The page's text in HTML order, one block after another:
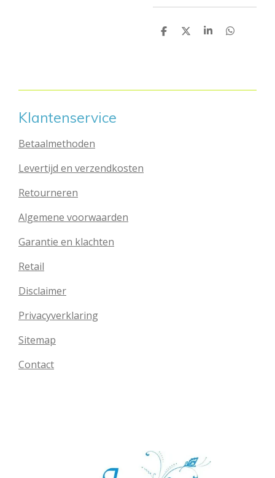
D
D
S
D
Klantenservice
Betaalmethoden
Levertijd en verzendkosten
Retourneren
Algemene voorwaarden
Garantie en klachten
Retail
Disclaimer
Privacyverklaring
Sitemap
Contact